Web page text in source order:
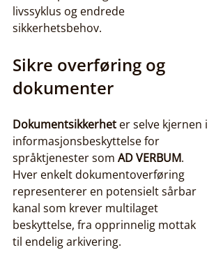
livssyklus og endrede
sikkerhetsbehov.
Sikre overføring og
dokumenter
Dokumentsikkerhet er selve kjernen i
informasjonsbeskyttelse for
språktjenester som AD VERBUM.
Hver enkelt dokumentoverføring
representerer en potensielt sårbar
kanal som krever multilaget
beskyttelse, fra opprinnelig mottak
til endelig arkivering.